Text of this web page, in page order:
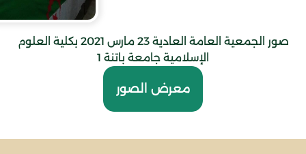
صور الجمعية العامة العادية 23 مارس 2021 بكلية العلوم
الإسلامية جامعة باتنة 1
معرض الصور